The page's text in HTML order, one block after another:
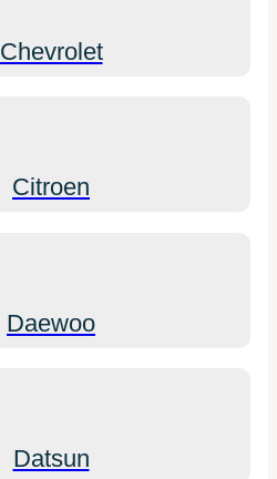
Chevrolet
Citroen
Daewoo
Datsun